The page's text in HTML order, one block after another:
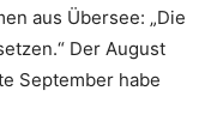
aus Übersee: „Die
Der August
September habe